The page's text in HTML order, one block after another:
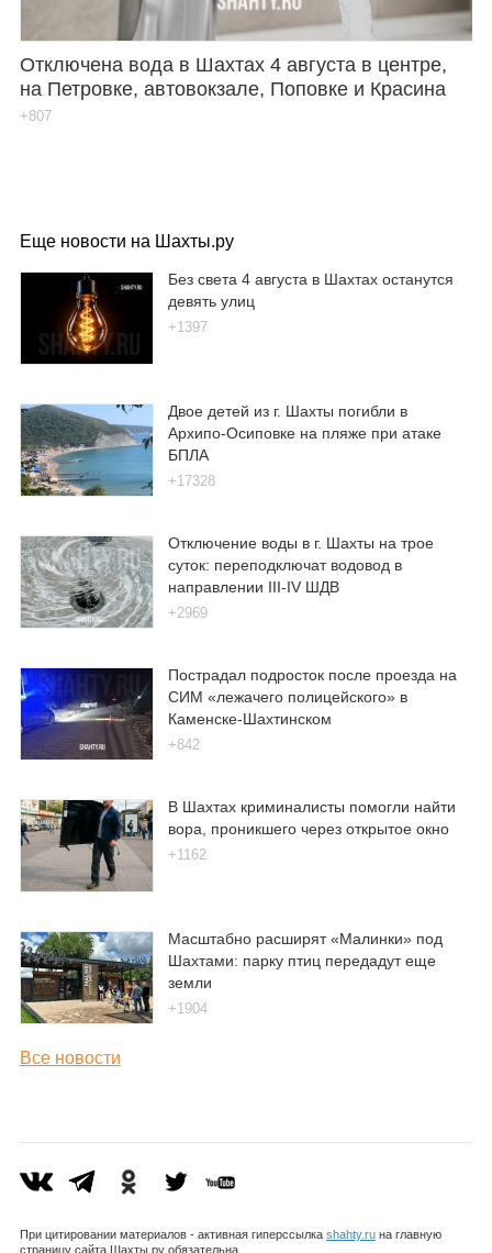
Отключена вода в Шахтах 4 августа в центре,
на Петровке, автовокзале, Поповке и Красина
+807
Еще новости на Шахты.ру
Без света 4 августа в Шахтах останутся
девять улиц
+1397
Двое детей из г. Шахты погибли в
Архипо-Осиповке на пляже при атаке
БПЛА
+17328
Отключение воды в г. Шахты на трое
суток: переподключат водовод в
направлении III-IV ШДВ
+2969
Пострадал подросток после проезда на
СИМ «лежачего полицейского» в
Каменске-Шахтинском
+842
В Шахтах криминалисты помогли найти
вора, проникшего через открытое окно
+1162
Масштабно расширят «Малинки» под
Шахтами: парку птиц передадут еще
земли
+1904
Все новости
При цитировании материалов - активная гиперссылка shahty.ruна главную
страницу сайта Шахты.ру обязательна.